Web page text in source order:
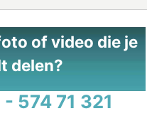
of video die je
delen?
574 71 321